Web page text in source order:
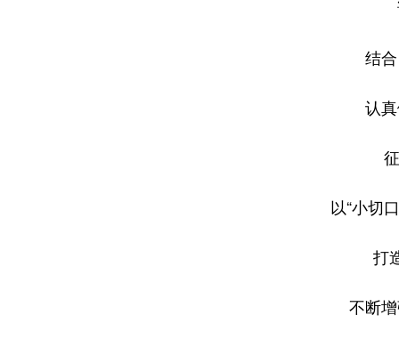
结
认
以“小切
打
不断